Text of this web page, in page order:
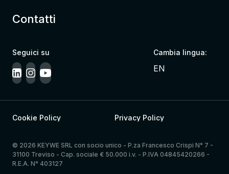
Contatti
Seguici su Cambia lingua:
EN
Cookie Policy Privacy Policy
© 2026 KEYWE SRL con socio unico - P.za Francesco Crispi N° 7 -
31100 Treviso - Cap. sociale € 50.000 i.v. - P.IVA 04845420266 -
R.E.A. N° 403127